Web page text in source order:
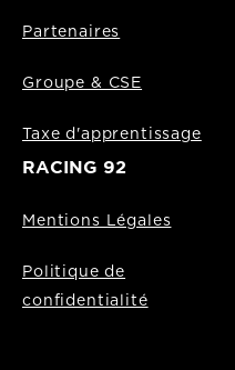
Partenaires
Groupe & CSE
Taxe d'apprentissage
RACING 92
Mentions Légales
Politique de
confidentialité